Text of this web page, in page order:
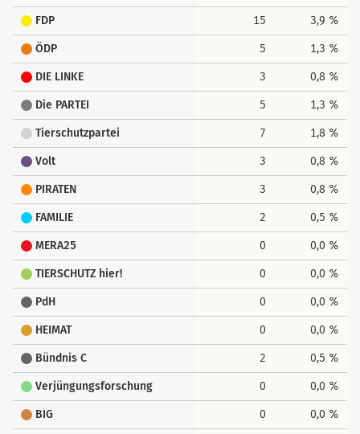
FDP 15 3,9 %
ÖDP 5 1,3 %
DIE LINKE 3 0,8 %
Die PARTEI 5 1,3 %
Tierschutzpartei 7 1,8 %
Volt 3 0,8 %
PIRATEN 3 0,8 %
FAMILIE 2 0,5 %
MERA25 0 0,0 %
TIERSCHUTZ hier! 0 0,0 %
PdH 0 0,0 %
HEIMAT 0 0,0 %
Bündnis C 2 0,5 %
Verjüngungsforschung 0 0,0 %
BIG 0 0,0 %